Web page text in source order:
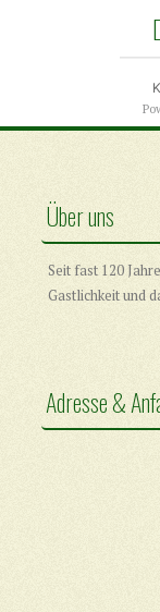
Über uns
Seit fast 120
Gastlichkeit und
Adresse &